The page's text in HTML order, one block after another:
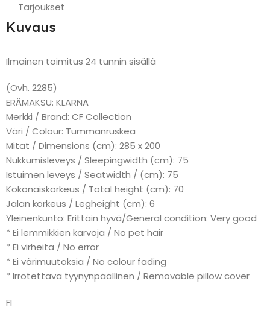
Tarjoukset
Kuvaus
Ilmainen toimitus 24 tunnin sisällä
(Ovh. 2285)
ERÄMAKSU: KLARNA
Merkki / Brand: CF Collection
Väri / Colour: Tummanruskea
Mitat / Dimensions (cm): 285 x 200
Nukkumisleveys / Sleepingwidth (cm): 75
Istuimen leveys / Seatwidth / (cm): 75
Kokonaiskorkeus / Total height (cm): 70
Jalan korkeus / Legheight (cm): 6
Yleinenkunto: Erittäin hyvä/General condition: Very good
* Ei lemmikkien karvoja / No pet hair
* Ei virheitä / No error
* Ei värimuutoksia / No colour fading
* Irrotettava tyynynpäällinen / Removable pillow cover
FI